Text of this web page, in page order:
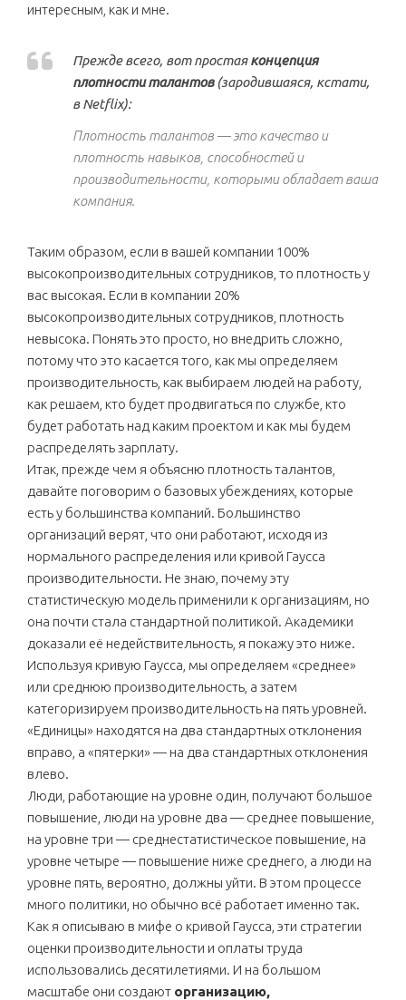
интересным, как и мне.
Прежде всего, вот простаяконцепция
плотности талантов(зародившаяся, кстати,
в Netflix):
Плотность талантов — это качество и
плотность навыков, способностей и
производительности, которыми обладает ваша
компания.
Таким образом, если в вашей компании 100%
высокопроизводительных сотрудников, то плотность у
вас высокая. Если в компании 20%
высокопроизводительных сотрудников, плотность
невысока. Понять это просто, но внедрить сложно,
потому что это касается того, как мы определяем
производительность, как выбираем людей на работу,
как решаем, кто будет продвигаться по службе, кто
будет работать над каким проектом и как мы будем
распределять зарплату.
Итак, прежде чем я объясню плотность талантов,
давайте поговорим о базовых убеждениях, которые
есть у большинства компаний. Большинство
организаций верят, что они работают, исходя из
нормального распределения или кривой Гаусса
производительности. Не знаю, почему эту
статистическую модель применили к организациям, но
она почти стала стандартной политикой. Академики
доказали её недействительность, я покажу это ниже.
Используя кривую Гаусса, мы определяем «среднее»
или среднюю производительность, а затем
категоризируем производительность на пять уровней.
«Единицы» находятся на два стандартных отклонения
вправо, а «пятерки» — на два стандартных отклонения
влево.
Люди, работающие на уровне один, получают большое
повышение, люди на уровне два — среднее повышение,
на уровне три — среднестатистическое повышение, на
уровне четыре — повышение ниже среднего, а люди на
уровне пять, вероятно, должны уйти. В этом процессе
много политики, но обычно всё работает именно так.
Как я описываю в мифе о кривой Гаусса, эти стратегии
оценки производительности и оплаты труда
использовались десятилетиями. И на большом
масштабе они создают организацию,